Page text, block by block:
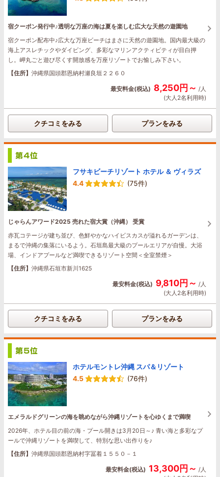
宿クーポン発行中♪透明な万座の海は夏を楽しむ広大な天然の遊園地
宿クーポン配布中♪広大な万座ビーチはまさに天然の遊園地。国内最大級の
海上アスレチックやダイビング、多彩なマリンアクティビティが目白押
し。岬丸ごと遊び尽くす開放感を万座リゾートでお愉しみ下さい。
【住所】 沖縄県国頭郡恩納村瀬良垣２２６０
最安料金(税込) 8,250円～ /人
(大人2名利用時)
クチコミをみる プランをみる
フサキビーチリゾート ホテル ＆ ヴィラズ
4.4
(75件)
じゃらんアワード2025 売れた宿大賞（沖縄） 受賞
赤瓦コテージが建ち並び、色鮮やかなハイビスカスが溢れるガーデンは、
まるで沖縄の集落にいるよう。石垣島最大級のプールエリアが自慢。大浴
場、インドアプールなど満喫できるリゾート空間＜全室禁煙＞
【住所】 沖縄県石垣市新川1625
最安料金(税込) 9,810円～ /人
(大人2名利用時)
クチコミをみる プランをみる
ホテルモントレ沖縄 スパ＆リゾート
4.5
(76件)
エメラルドグリーンの海を眺めながら沖縄リゾートを心ゆくまで満喫
2026年、ホテル目の前の海・プール開きは3月20日～♪ 青い海と多彩なプ
ールで沖縄リゾートを満喫して、特別な思い出作りを♪
【住所】 沖縄県国頭郡恩納村字冨着１５５０－１
最安料金(税込) 13,300円～ /人